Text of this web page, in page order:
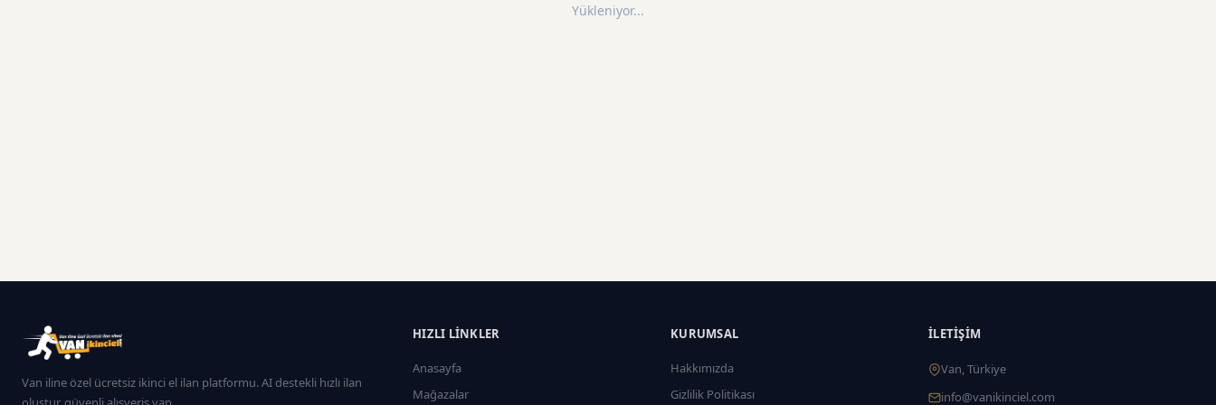
Yükleniyor...
Van iline özel ücretsiz ikinci el ilan platformu. AI destekli hızlı ilan
HIZLI LINKLER
Anasayfa
Mağazalar
KURUMSAL
Hakkımızda
Gizlilik Politikası
İLETIŞIM
Van, Türkiye
info@vanikinciel.com